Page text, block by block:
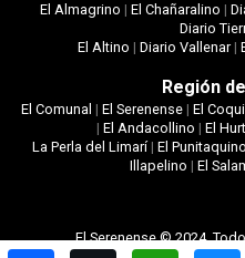
El Almagrino | El Chañaralino |
Diario
El Altino | Diario Vallenar|
Región
El Comunal | El Serenense| El
| El Andacollino | El
La Perla del Limarí|El Punitaquino
Illapelino | El
El Serenense © 2024.